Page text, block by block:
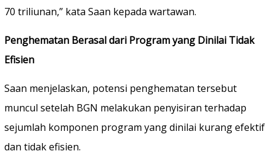
70 triliunan,” kata Saan kepada wartawan.
Penghematan Berasal dari Program yang Dinilai Tidak
Efisien
Saan menjelaskan, potensi penghematan tersebut
muncul setelah BGN melakukan penyisiran terhadap
sejumlah komponen program yang dinilai kurang efektif
dan tidak efisien.